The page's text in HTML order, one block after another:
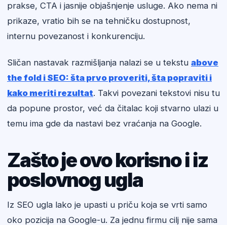
prakse, CTA i jasnije objašnjenje usluge. Ako nema ni
prikaze, vratio bih se na tehničku dostupnost,
internu povezanost i konkurenciju.
Sličan nastavak razmišljanja nalazi se u tekstu above
the fold i SEO: šta prvo proveriti, šta popraviti i
kako meriti rezultat. Takvi povezani tekstovi nisu tu
da popune prostor, već da čitalac koji stvarno ulazi u
temu ima gde da nastavi bez vraćanja na Google.
Zašto je ovo korisno i iz
poslovnog ugla
Iz SEO ugla lako je upasti u priču koja se vrti samo
oko pozicija na Google-u. Za jednu firmu cilj nije sama